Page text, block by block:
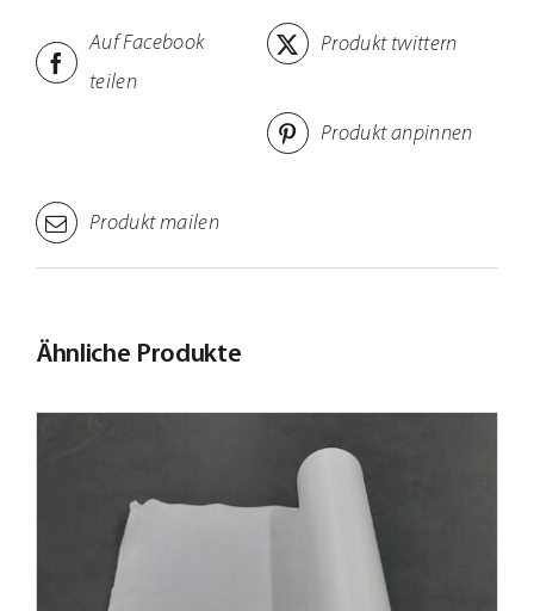
Auf Facebook
teilen
Produkt twittern
Produkt anpinnen
Produkt mailen
Ähnliche Produkte